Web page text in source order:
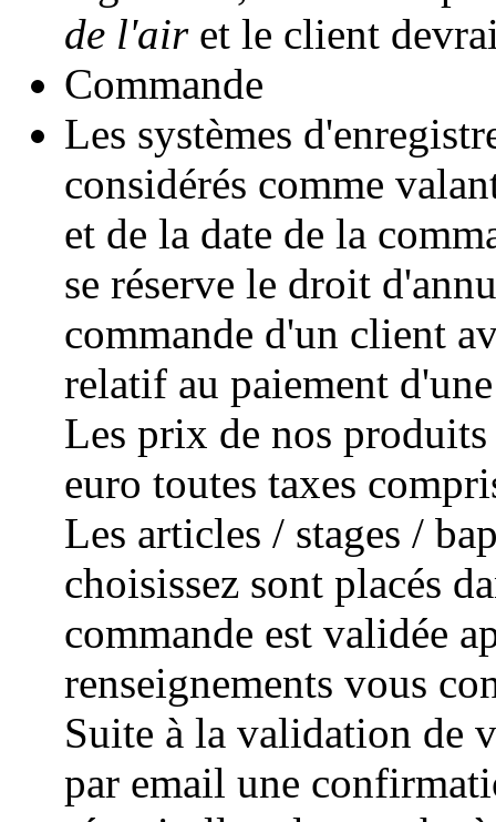
de l'airet le client
Commande
Les systèmes
considérés comme
et de la date de la
se réserve le droit
commande d'un client
relatif au paiement
Les prix de nos
euro toutes taxes
Les articles / stages /
choisissez sont placés
commande est validée
renseignements vous
Suite à la validation de
par email une